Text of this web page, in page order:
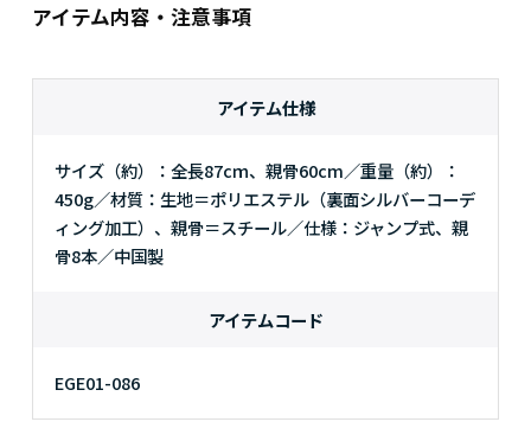
アイテム内容・注意事項
アイテム仕様
サイズ（約）：全長87cｍ、親骨60cm／重量（約）：
450g／材質：生地＝ポリエステル（裏面シルバーコーデ
ィング加工）、親骨＝スチール／仕様：ジャンプ式、親
骨8本／中国製
アイテムコード
EGE01-086